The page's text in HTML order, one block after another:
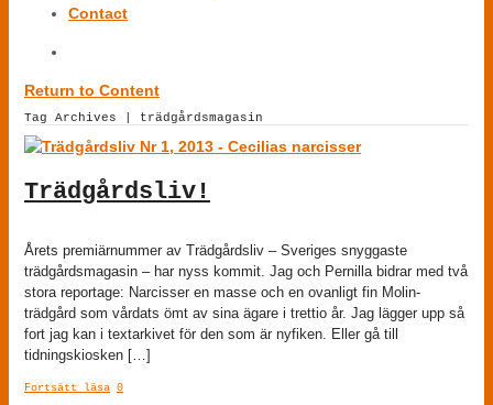
Contact
Return to Content
Tag Archives | trädgårdsmagasin
Trädgårdsliv!
Årets premiärnummer av Trädgårdsliv – Sveriges snyggaste
trädgårdsmagasin – har nyss kommit. Jag och Pernilla bidrar med två
stora reportage: Narcisser en masse och en ovanligt fin Molin-
trädgård som vårdats ömt av sina ägare i trettio år. Jag lägger upp så
fort jag kan i textarkivet för den som är nyfiken. Eller gå till
tidningskiosken […]
Fortsätt läsa 0